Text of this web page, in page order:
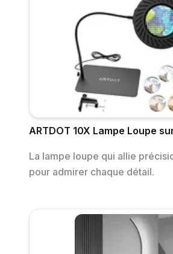
ARTDOT 10X Lampe Loupe
La lampe loupe qui allie
pour admirer chaque détail.